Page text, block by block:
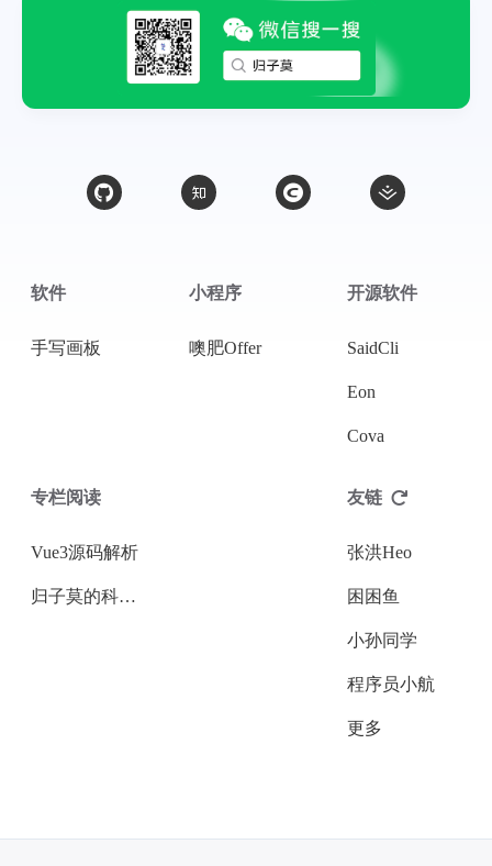
软件
手写画板
小程序
噢肥Offer
开源软件
SaidCli
Eon
Cova
专栏阅读
Vue3源码解析
归子莫的科技周刊
友链
张洪Heo
困困鱼
小孙同学
程序员小航
更多